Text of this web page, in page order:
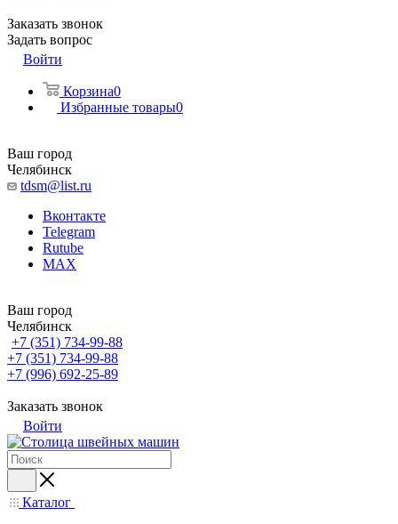
Заказать звонок
Задать вопрос
Войти
Корзина0
Избранные товары0
Ваш город
Челябинск
tdsm@list.ru
Вконтакте
Telegram
Rutube
MAX
Ваш город
Челябинск
+7 (351) 734-99-88
+7 (351) 734-99-88
+7 (996) 692-25-89
Заказать звонок
Войти
Каталог